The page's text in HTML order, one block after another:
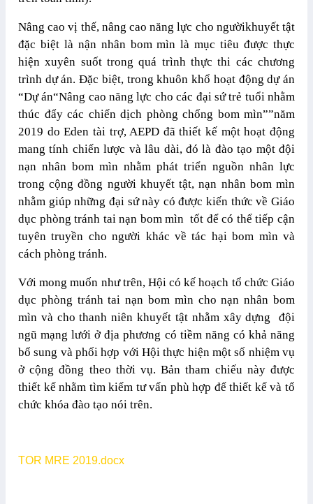
Nâng cao vị thế, nâng cao năng lực cho ngườikhuyết tật
đặc biệt là nận nhân bom mìn là mục tiêu được thực
hiện xuyên suốt trong quá trình thực thi các chương
trình dự án. Đặc biệt, trong khuôn khổ hoạt động dự án
“Dự án“Nâng cao năng lực cho các đại sứ trẻ tuổi nhằm
thúc đẩy các chiến dịch phòng chống bom mìn””năm
2019 do Eden tài trợ, AEPD đã thiết kế một hoạt động
mang tính chiến lược và lâu dài, đó là đào tạo một đội
nạn nhân bom mìn nhằm phát triển nguồn nhân lực
trong cộng đồng người khuyết tật, nạn nhân bom mìn
nhằm giúp những đại sứ này có được kiến thức về Giáo
dục phòng tránh tai nạn bom mìn tốt để có thể tiếp cận
tuyên truyền cho người khác về tác hại bom mìn và
cách phòng tránh.
Với mong muốn như trên, Hội có kế hoạch tổ chức Giáo
dục phòng tránh tai nạn bom mìn cho nạn nhân bom
mìn và cho thanh niên khuyết tật nhằm xây dựng đội
ngũ mạng lưới ở địa phương có tiềm năng có khả năng
bổ sung và phối hợp với Hội thực hiện một số nhiệm vụ
ở cộng đồng theo thời vụ. Bản tham chiếu này được
thiết kế nhằm tìm kiếm tư vấn phù hợp để thiết kế và tổ
chức khóa đào tạo nói trên.
TOR MRE 2019.docx